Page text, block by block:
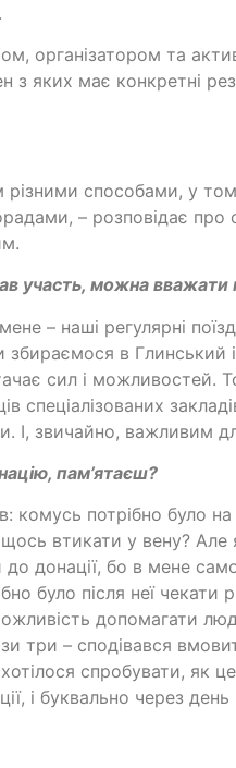
організатором та
з яких має конкретні
способами, у
– розповідає про
участь, можна
– наші регулярні
в Глинський
сил і можливостей.
спеціалізованих
І, звичайно, важливим
пам’ятаєш?
потрібно було на
втикати у вену?
донації, бо в мене
було після неї чекати
допомагати
три – сподівався
спробувати, як
і буквально через